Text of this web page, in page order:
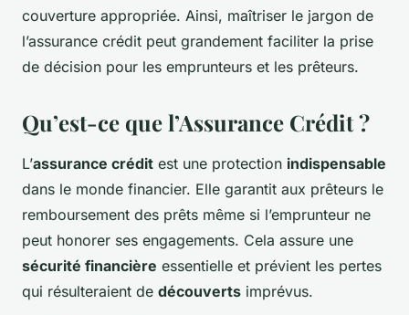
couverture appropriée. Ainsi, maîtriser le jargon de
l’assurance crédit peut grandement faciliter la prise
de décision pour les emprunteurs et les prêteurs.
Qu’est-ce que l’Assurance Crédit ?
L’assurance crédit est une protection indispensable
dans le monde financier. Elle garantit aux prêteurs le
remboursement des prêts même si l’emprunteur ne
peut honorer ses engagements. Cela assure une
sécurité financière essentielle et prévient les pertes
qui résulteraient de découverts imprévus.